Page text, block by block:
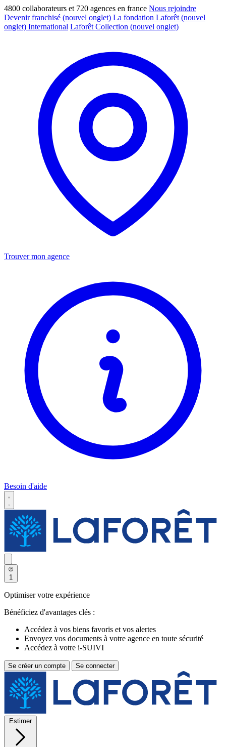
4800 collaborateurs et 720 agences en france Nous rejoindre
Devenir franchisé (nouvel onglet) La fondation Laforêt (nouvel
onglet) International Laforêt Collection (nouvel onglet)
Trouver mon agence
Besoin d'aide
1
Optimiser votre expérience
Bénéficiez d'avantages clés :
Accédez à vos biens favoris et vos alertes
Envoyez vos documents à votre agence en toute sécurité
Accédez à votre i-SUIVI
Se créer un compte Se connecter
Estimer